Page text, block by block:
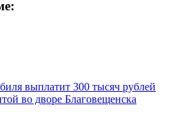
выплатит 300 тысяч рублей
во дворе Благовещенска